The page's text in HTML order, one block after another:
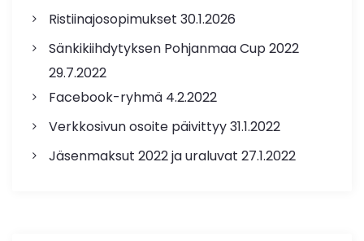
Ristiinajosopimukset 30.1.2026
Sänkikiihdytyksen Pohjanmaa Cup 2022
29.7.2022
Facebook-ryhmä 4.2.2022
Verkkosivun osoite päivittyy31.1.2022
Jäsenmaksut 2022 ja uraluvat 27.1.2022